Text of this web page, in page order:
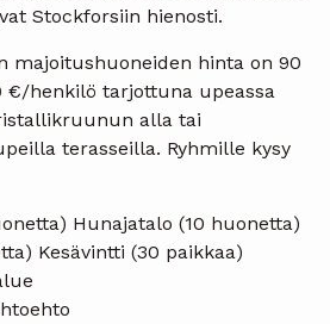
Stockforsiin hienosti.
majoitushuoneiden hinta on 90
€/henkilö tarjottuna upeassa
alla tai
terasseilla. Ryhmille kysy
Hunajatalo (10 huonetta)
Kesävintti (30 paikkaa)